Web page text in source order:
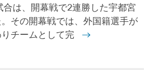
合は、開幕戦で2連勝した宇都宮
その開幕戦では、外国籍選手が
チームとして完 →